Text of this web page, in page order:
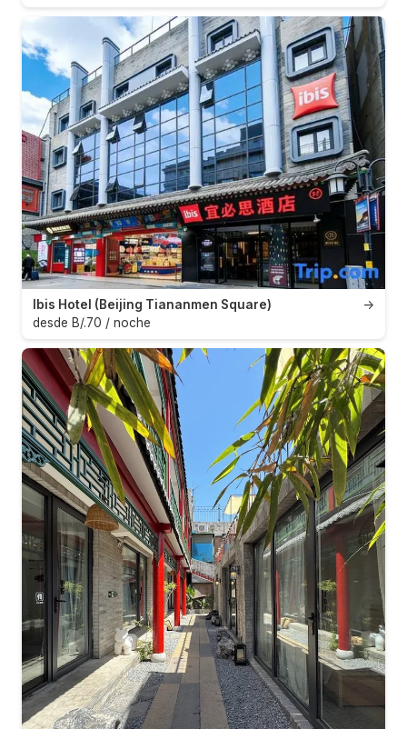
→
Ibis Hotel (Beijing Tiananmen Square)
desde B/.70 / noche